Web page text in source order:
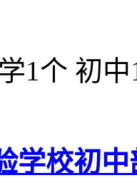
1个 初中
学校初中